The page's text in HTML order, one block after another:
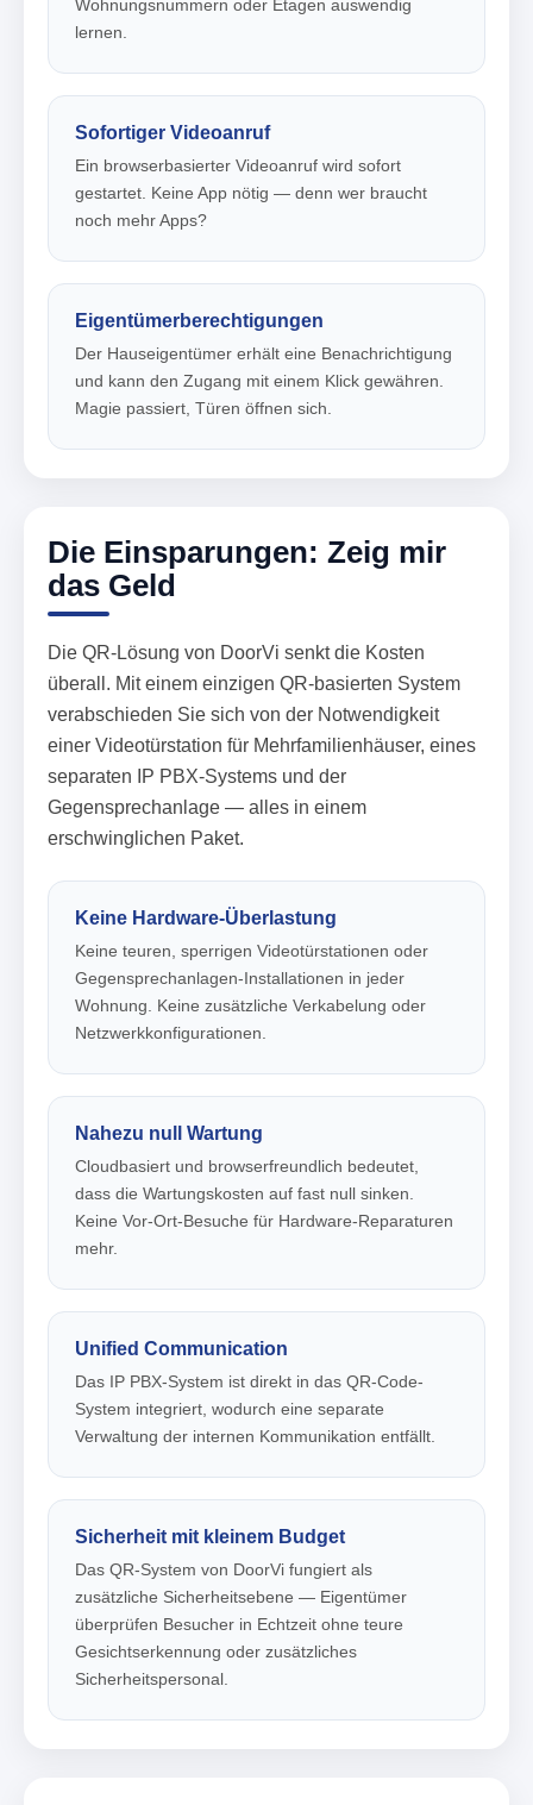
Wohnungsnummern oder Etagen auswendig
lernen.
Sofortiger Videoanruf
Ein browserbasierter Videoanruf wird sofort
gestartet. Keine App nötig — denn wer braucht
noch mehr Apps?
Eigentümerberechtigungen
Der Hauseigentümer erhält eine Benachrichtigung
und kann den Zugang mit einem Klick gewähren.
Magie passiert, Türen öffnen sich.
Die Einsparungen: Zeig mir
das Geld
Die QR-Lösung von DoorVi senkt die Kosten
überall. Mit einem einzigen QR-basierten System
verabschieden Sie sich von der Notwendigkeit
einer Videotürstation für Mehrfamilienhäuser, eines
separaten IP PBX-Systems und der
Gegensprechanlage — alles in einem
erschwinglichen Paket.
Keine Hardware-Überlastung
Keine teuren, sperrigen Videotürstationen oder
Gegensprechanlagen-Installationen in jeder
Wohnung. Keine zusätzliche Verkabelung oder
Netzwerkkonfigurationen.
Nahezu null Wartung
Cloudbasiert und browserfreundlich bedeutet,
dass die Wartungskosten auf fast null sinken.
Keine Vor-Ort-Besuche für Hardware-Reparaturen
mehr.
Unified Communication
Das IP PBX-System ist direkt in das QR-Code-
System integriert, wodurch eine separate
Verwaltung der internen Kommunikation entfällt.
Sicherheit mit kleinem Budget
Das QR-System von DoorVi fungiert als
zusätzliche Sicherheitsebene — Eigentümer
überprüfen Besucher in Echtzeit ohne teure
Gesichtserkennung oder zusätzliches
Sicherheitspersonal.